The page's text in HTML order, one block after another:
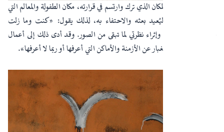
يعود مرارًا إلى ذلك المكان الذي ترك وارتسم في قرارته، مكان الطفولة والمعالم التي
تمنح الألفة والثقة ليُعيد بعثه والاحتفاء به، لذلك يقول: «كنت وما زلت
حريصًا على استرجاع وإثراء نظرتي لما تبقى من الصور. وقد أدى ذلك إلى أعمال
نبش وبحث ونفض للغبار عن الأزمنة والأماكن التي أعرفها أو ربما لا أعرفها».